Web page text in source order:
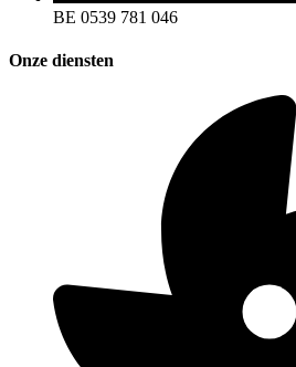
BE 0539 781 046
Onze diensten